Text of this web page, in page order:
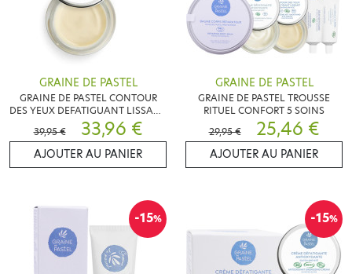
GRAINE DE PASTEL
GRAINE DE PASTEL CONTOUR
DES YEUX DEFATIGUANT LISSANT
BIO 15ML
39,95 € 33,96 €
AJOUTER AU PANIER
GRAINE DE PASTEL
GRAINE DE PASTEL TROUSSE
RITUEL CONFORT 5 SOINS
29,95 €
25,46 €
AJOUTER AU PANIER
-15% -15%